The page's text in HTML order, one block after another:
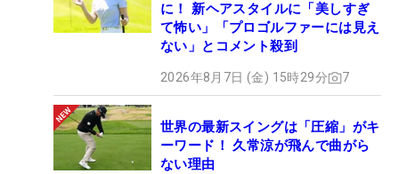
に！ 新ヘアスタイルに「美しすぎ
て怖い」「プロゴルファーには見え
ない」とコメント殺到
2026年8月7日 (金) 15時29分 7
世界の最新スイングは「圧縮」がキ
ーワード！ 久常涼が飛んで曲がら
ない理由